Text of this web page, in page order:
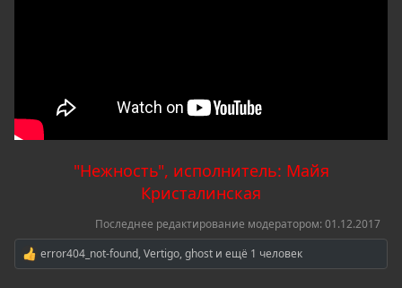
"Нежность", исполнитель: Майя
Кристалинская
Последнее редактирование модератором: 01.12.2017
Р
е
error404_not-found,Vertigo,ghost и ещё 1 человек